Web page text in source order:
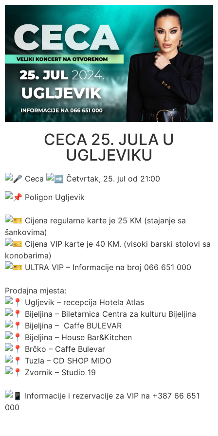
CECA 25. JULA U
UGLJEVIKU
Ceca
Četvrtak, 25. jul od 21:00
Poligon Ugljevik
Cijena regularne karte je 25 KM (stajanje sa
šankovima)
Cijena VIP karte je 40 KM. (visoki barski stolovi sa
konobarima)
ULTRA VIP – Informacije na broj 066 651 000
Prodajna mjesta:
Ugljevik – recepcija Hotela Atlas
Bijeljina – Biletarnica Centra za kulturu Bijeljina
Bijeljina – Caffe BULEVAR
Bijeljina – House Bar&Kitchen
Brčko – Caffe Bulevar
Tuzla – CD SHOP MIDO
Zvornik – Studio 19
Informacije i rezervacije za VIP na +387 66 651
000